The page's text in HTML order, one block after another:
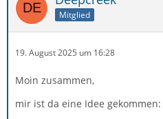
Mitglied
19. August 2025 um 16:28
Moin zusammen,
mir ist da eine Idee gekommen: